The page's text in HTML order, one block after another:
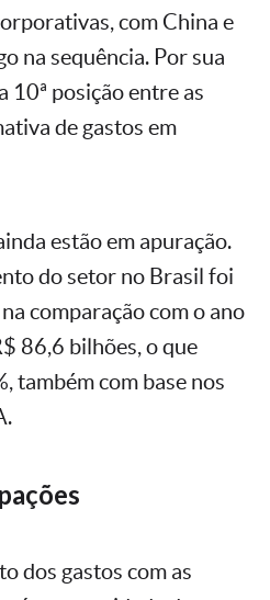
com China e
na sequência. Por sua
10ª posição entre as
de gastos em
estão em apuração.
do setor no Brasil foi
comparação com o ano
86,6 bilhões, o que
também com base nos
dos gastos com as